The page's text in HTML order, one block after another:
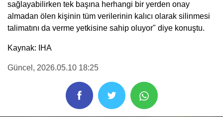
sağlayabilirken tek başına herhangi bir yerden onay
almadan ölen kişinin tüm verilerinin kalıcı olarak silinmesi
talimatını da verme yetkisine sahip oluyor" diye konuştu.
Kaynak: IHA
Güncel , 2026.05.10 18:25